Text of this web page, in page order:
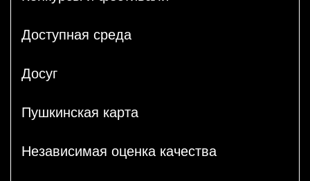
Доступная среда
Досуг
Пушкинская карта
Независимая оценка качества